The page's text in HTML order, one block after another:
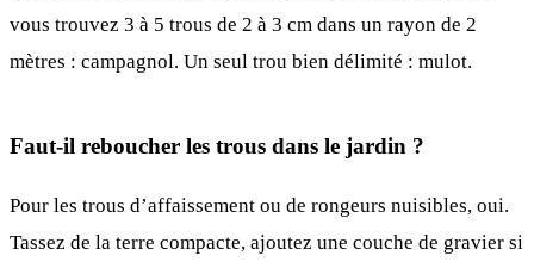
vous trouvez 3 à 5 trous de 2 à 3 cm dans un rayon de 2
mètres : campagnol. Un seul trou bien délimité : mulot.
Faut-il reboucher les trous dans le jardin ?
Pour les trous d’affaissement ou de rongeurs nuisibles, oui.
Tassez de la terre compacte, ajoutez une couche de gravier si